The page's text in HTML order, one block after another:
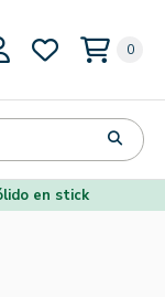
0
en stick